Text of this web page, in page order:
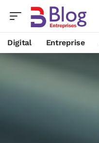
Digital Entreprise